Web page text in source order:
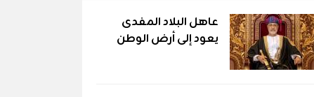
عاهل البلاد المفدى
يعود إلى أرض الوطن